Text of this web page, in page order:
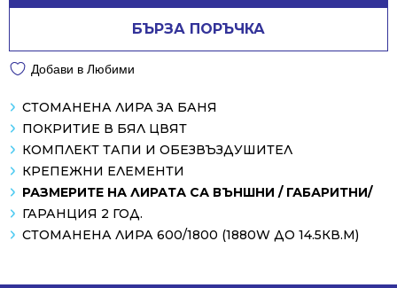
БЪРЗА ПОРЪЧКА
Добави в Любими
СТОМАНЕНА ЛИРА ЗА БАНЯ
ПОКРИТИЕ В БЯЛ ЦВЯТ
КОМПЛЕКТ ТАПИ И ОБЕЗВЪЗДУШИТЕЛ
КРЕПЕЖНИ ЕЛЕМЕНТИ
РАЗМЕРИТЕ НА ЛИРАТА СА ВЪНШНИ / ГАБАРИТНИ/
ГАРАНЦИЯ 2 ГОД.
СТОМАНЕНА ЛИРА 600/1800 (1880W ДО 14.5КВ.М)